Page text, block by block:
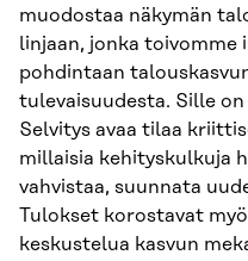
muodostaa näkymän
linjaan, jonka toivomme
pohdintaan
tulevaisuudesta. Sille on
Selvitys avaa tilaa
millaisia kehityskulkuja
vahvistaa, suunnata
Tulokset korostavat
keskustelua kasvun